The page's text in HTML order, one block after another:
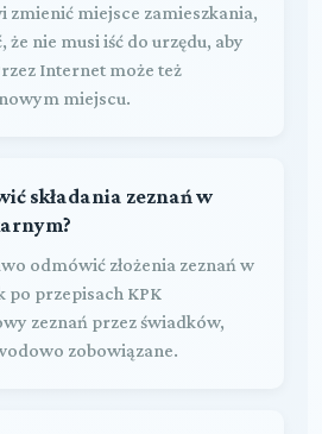
zmienić miejsce zamieszkania,
nie musi iść do urzędu, aby
Internet może też
miejscu.
składania zeznań w
odmówić złożenia zeznań w
po przepisach KPK
zeznań przez świadków,
zobowiązane.